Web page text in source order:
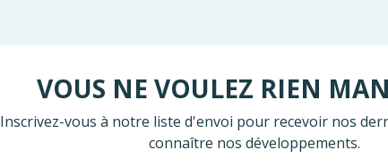
VOUS NE VOULEZ RIEN
Inscrivez-vous à notre liste d'envoi pour recevoir nos
connaître nos développements.